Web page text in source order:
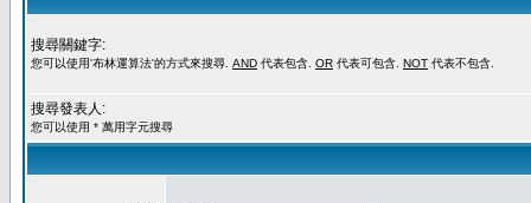
搜尋關鍵字:
您可以使用'布林運算法'的方式來搜尋. AND 代表包含. OR 代表可包含. NOT 代表不包含.
搜尋發表人:
您可以使用 * 萬用字元搜尋